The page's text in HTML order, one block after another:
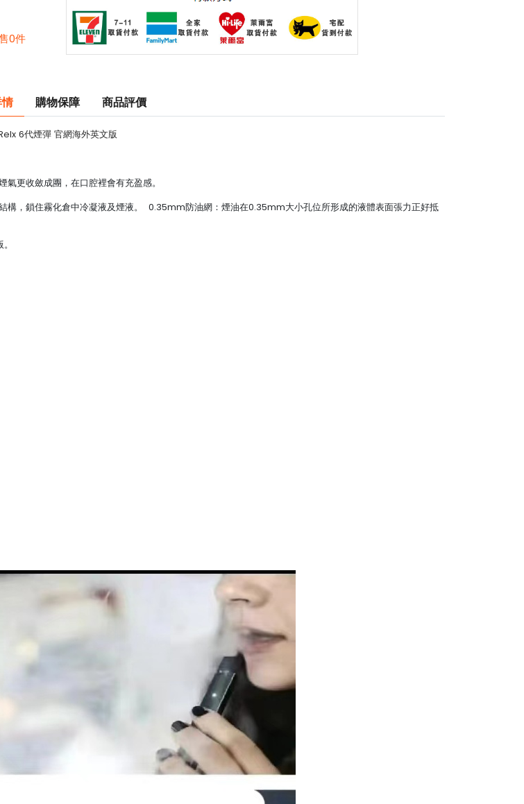
0件
購物保障 商品評價
6代煙彈 官網海外英文版
更收斂成團，在口腔裡會有充盈感。
構，鎖住霧化倉中冷凝液及煙液。 0.35mm防油網：煙油在0.35mm大小孔位所形成的液體表面張力正好抵